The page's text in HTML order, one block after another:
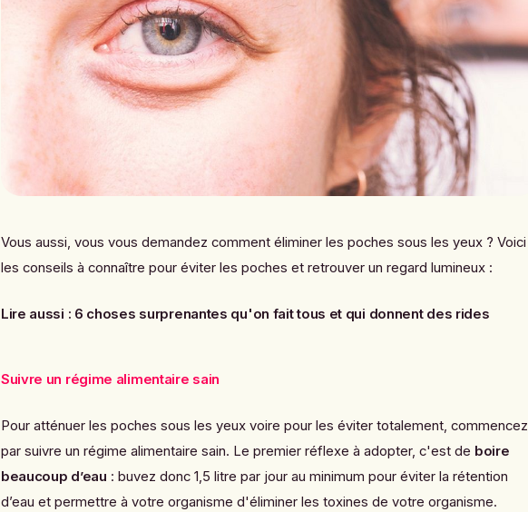
Vous aussi, vous vous demandez comment éliminer les poches sous les yeux ? Voici
les conseils à connaître pour éviter les poches et retrouver un regard lumineux :
Lire aussi : 6 choses surprenantes qu'on fait tous et qui donnent des rides
Suivre un régime alimentaire sain
Pour atténuer les poches sous les yeux voire pour les éviter totalement, commencez
par suivre un régime alimentaire sain. Le premier réflexe à adopter, c'est de boire
beaucoup d’eau : buvez donc 1,5 litre par jour au minimum pour éviter la rétention
d’eau et permettre à votre organisme d'éliminer les toxines de votre organisme.